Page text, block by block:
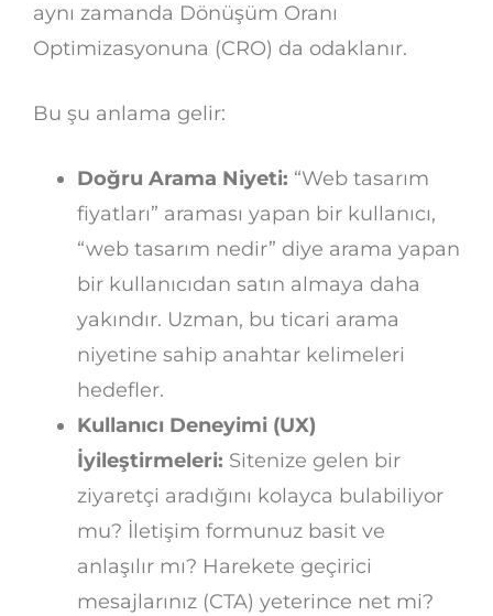
aynı zamanda Dönüşüm Oranı
Optimizasyonuna (CRO) da odaklanır.
Bu şu anlama gelir:
Doğru Arama Niyeti: “Web tasarım
fiyatları” araması yapan bir kullanıcı,
“web tasarım nedir” diye arama yapan
bir kullanıcıdan satın almaya daha
yakındır. Uzman, bu ticari arama
niyetine sahip anahtar kelimeleri
hedefler.
Kullanıcı Deneyimi (UX)
İyileştirmeleri: Sitenize gelen bir
ziyaretçi aradığını kolayca bulabiliyor
mu? İletişim formunuz basit ve
anlaşılır mı? Harekete geçirici
mesajlarınız (CTA) yeterince net mi?